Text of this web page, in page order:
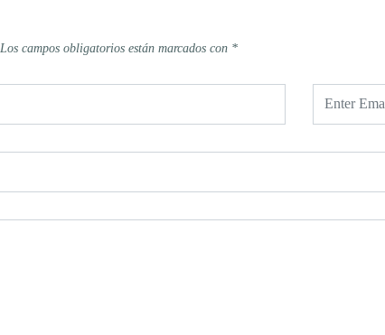
Los campos obligatorios están marcados con *